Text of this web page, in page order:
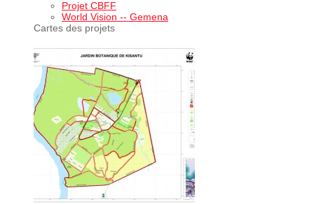
Projet CBFF
World Vision -- Gemena
Cartes des projets